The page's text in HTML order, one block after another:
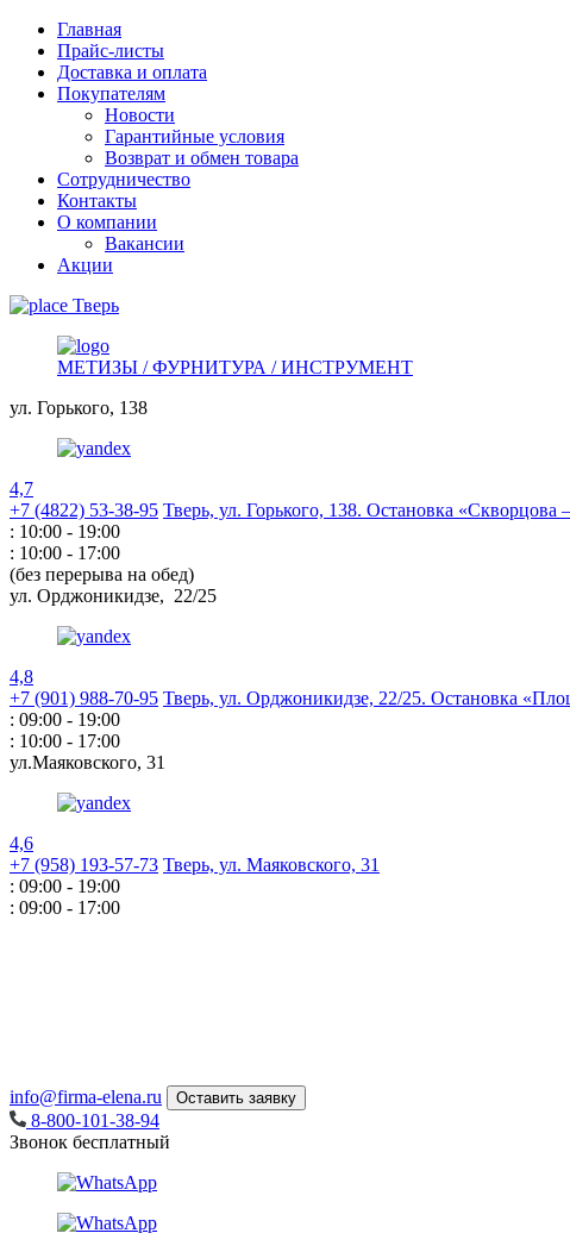
Главная
Прайс-листы
Доставка и оплата
Покупателям
Новости
Гарантийные условия
Возврат и обмен товара
Сотрудничество
Контакты
О компании
Вакансии
Акции
Тверь
МЕТИЗЫ / ФУРНИТУРА / ИНСТРУМЕНТ
ул. Горького, 138
4,7
+7 (4822) 53-38-95 Тверь, ул. Горького, 138. Остановка «Скворцова
: 10:00 - 19:00
: 10:00 - 17:00
(без перерыва на обед)
ул. Орджоникидзе, 22/25
4,8
+7 (901) 988-70-95 Тверь, ул. Орджоникидзе, 22/25. Остановка
: 09:00 - 19:00
: 10:00 - 17:00
ул.Маяковского, 31
4,6
+7 (958) 193-57-73 Тверь, ул. Маяковского, 31
: 09:00 - 19:00
: 09:00 - 17:00
info@firma-elena.ru Оставить заявку
8-800-101-38-94
Звонок бесплатный